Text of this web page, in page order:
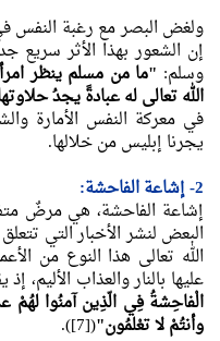
ولغض البصر مع رغبة النفس
إن الشعور بهذا الأثر سريع
وسلم: "ما من مسلم ينظر
الله تعالى له عبادةً يجدُ
في معركة النفس الأمارة
يجرنا إبليس من خلالها.
2- إشاعة الفاحشة:
إشاعة الفاحشة، هي مرضٌ
البعض لنشر الأخبار التي
الله تعالى هذا النوع من
عليها بالنار والعذاب الأليم،
الْفاحِشةُ فِي الّذِين آمنُوا لهُمْ
وأنتُمْ لا تعْلمُون"([7]).